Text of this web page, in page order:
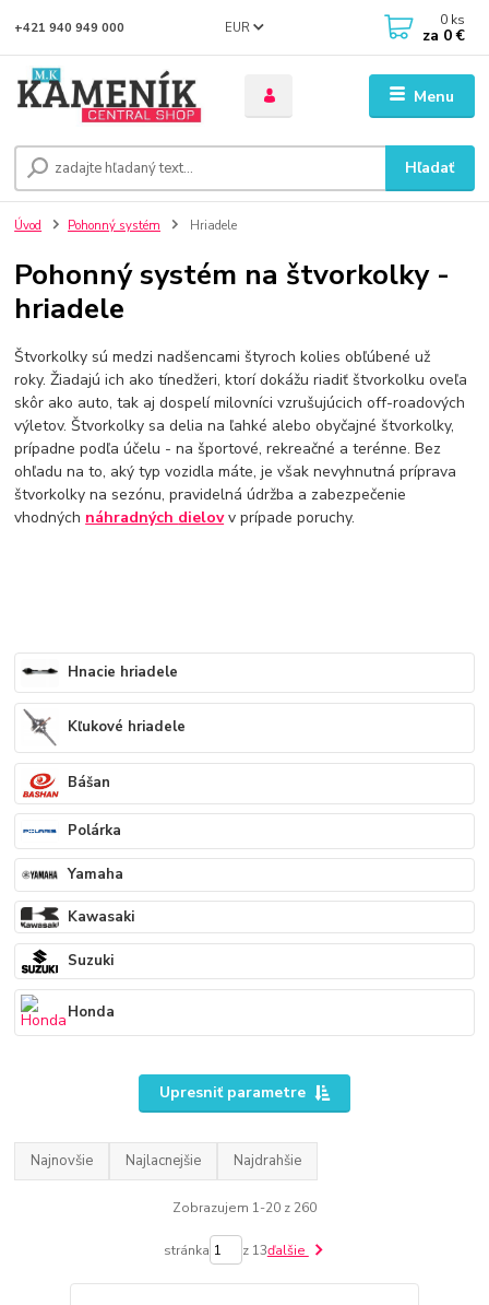
Menu
EUR
Hľadať
+421 940 949 000 0 ks
za 0 €
Úvod Pohonný systém Hriadele
Pohonný systém na štvorkolky -
hriadele
Štvorkolky sú medzi nadšencami štyroch kolies obľúbené už
roky. Žiadajú ich ako tínedžeri, ktorí dokážu riadiť štvorkolku oveľa
skôr ako auto, tak aj dospelí milovníci vzrušujúcich off-roadových
výletov. Štvorkolky sa delia na ľahké alebo obyčajné štvorkolky,
prípadne podľa účelu - na športové, rekreačné a terénne. Bez
ohľadu na to, aký typ vozidla máte, je však nevyhnutná príprava
štvorkolky na sezónu, pravidelná údržba a zabezpečenie
vhodných náhradných dielovv prípade poruchy.
Hnacie hriadele
Kľukové hriadele
Bášan
Polárka
Yamaha
Kawasaki
Suzuki
Honda
Upresniť parametre
Najnovšie Najlacnejšie Najdrahšie
Zobrazujem 1-20 z 260
stránka z 13ďalšie